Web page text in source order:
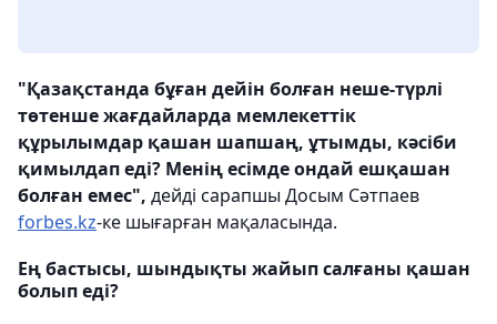
"Қазақстанда бұған дейін болған неше-түрлі
төтенше жағдайларда мемлекеттік
құрылымдар қашан шапшаң, ұтымды, кәсіби
қимылдап еді? Менің есімде ондай ешқашан
болған емес", дейді сарапшы Досым Сәтпаев
forbes.kz-ке шығарған мақаласында.
Ең бастысы, шындықты жайып салғаны қашан
болып еді?